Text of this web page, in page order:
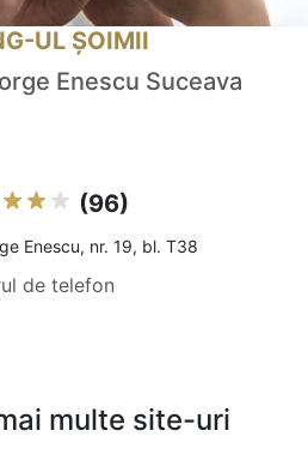
UL ȘOIMII
Enescu Suceava
(96)
Enescu, nr. 19, bl. T38
de telefon
multe site-uri